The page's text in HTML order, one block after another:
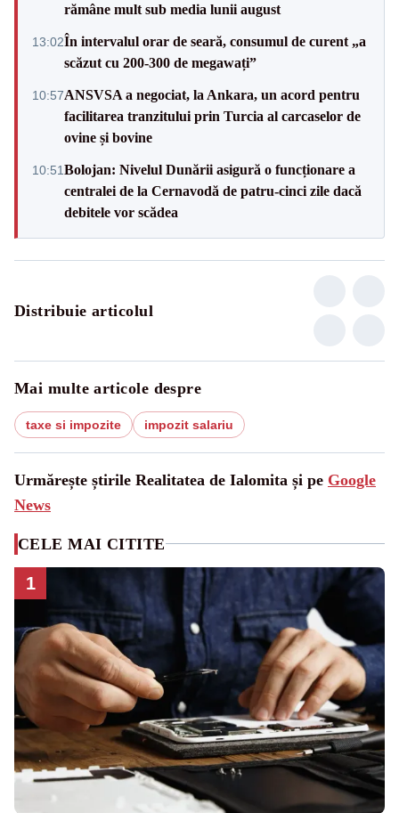
rămâne mult sub media lunii august
13:02În intervalul orar de seară, consumul de curent „a
scăzut cu 200-300 de megawați”
10:57ANSVSA a negociat, la Ankara, un acord pentru
facilitarea tranzitului prin Turcia al carcaselor de
ovine și bovine
10:51Bolojan: Nivelul Dunării asigură o funcționare a
centralei de la Cernavodă de patru-cinci zile dacă
debitele vor scădea
Distribuie articolul
Mai multe articole despre
taxe si impozite impozit salariu
Urmărește știrile Realitatea de Ialomita și pe Google
News
CELE MAI CITITE
1